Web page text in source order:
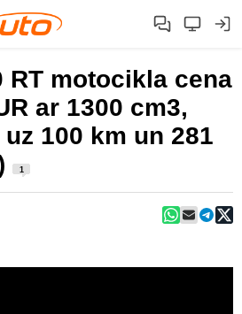
RT motocikla cena
ar 1300 cm3,
100 km un 281
1